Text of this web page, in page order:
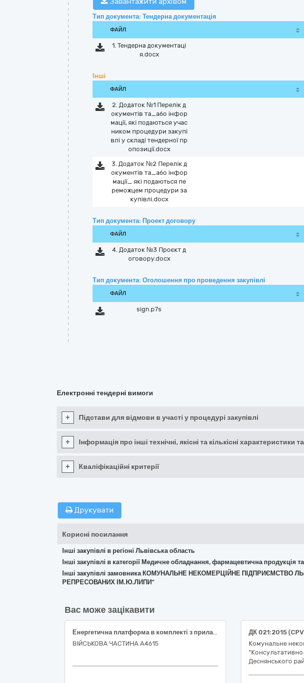
Тип документа: Тендерна документація
ФАЙЛ
1. Тендерна документацi
я.docx
Інші
ФАЙЛ
2. Додаток №1 Перелік д
окументів та_або інфор
мації, які подаються учас
ником процедури закупі
влі у складі тендерної пр
опозиції.docx
3. Додаток №2 Перелік д
окументів та_або інфор
мації_ які подаються пе
реможцем процедури за
купівлі.docx
Тип документа: Проект договору
ФАЙЛ
4. Додаток №3 Проєкт д
оговору.docx
Тип документа: Оголошення про проведення закупівлі
ФАЙЛ
sign.p7s
Електронні тендерні вимоги
+ Підстави для відмови в участі у процедурі закупівлі
+ Інформація про інші технічні, якісні та кількісні характеристики
+ Кваліфікаційні критерії
Друкувати
Корисні посилання
Інші закупівлі в регіоні Львівська область
Інші закупівлі в категорії Медичне обладнання, фармацевтична продукція та
Інші закупівлі замовника КОМУНАЛЬНЕ НЕКОМЕРЦІЙНЕ ПІДПРИЄМСТВО
РЕПРЕСОВАНИХ ІМ.Ю.ЛИПИ"
Вас може зацікавити
Енергетична платформа в комплекті з приладдям (НК 024:2023: 44776 – Електрохірургічна система; НК 031:2024: L1306) за кодом ДК 021:2015: 33160000-9 – Устаткування для операційних блоків
ВІЙСЬКОВА ЧАСТИНА А4615
Комунальне
Деснянського